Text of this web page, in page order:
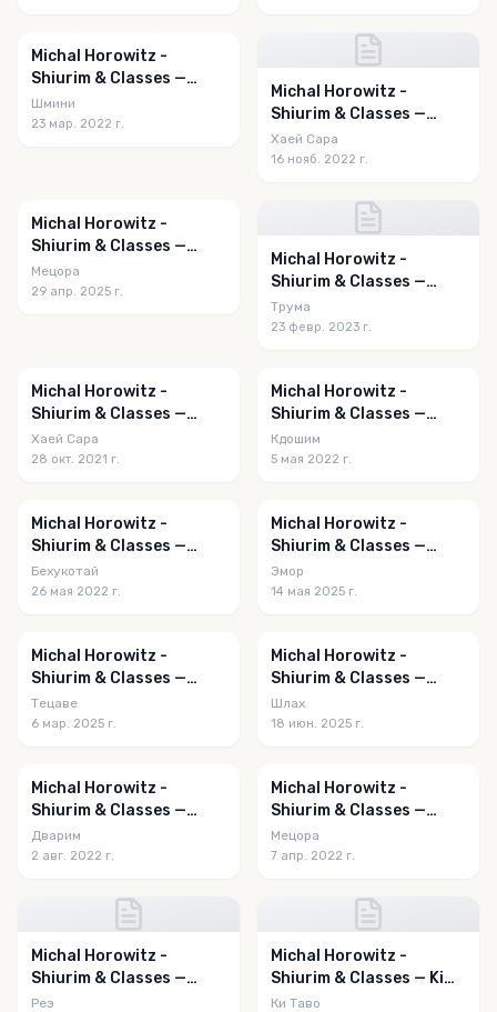
Michal Horowitz -
Shiurim & Classes —
Шмини
23 мар. 2022 г.
Michal Horowitz -
Shiurim & Classes —
Chayei Sara 5783
Хаей Сара
16 нояб. 2022 г.
Michal Horowitz -
Shiurim & Classes —
Tazria - Metzora 5785
Мецора
29 апр. 2025 г.
Michal Horowitz -
Shiurim & Classes —
Terumah 5783
Трума
23 февр. 2023 г.
Michal Horowitz -
Shiurim & Classes —
Chayei Sarah 5781
Хаей Сара
28 окт. 2021 г.
Michal Horowitz -
Shiurim & Classes —
Kedoshim 5782
Кдошим
5 мая 2022 г.
Michal Horowitz -
Shiurim & Classes —
Bechukotai 5782
Бехукотай
26 мая 2022 г.
Michal Horowitz -
Shiurim & Classes —
Emor 5785
Эмор
14 мая 2025 г.
Michal Horowitz -
Shiurim & Classes —
Tetzaveh 5785
Тецаве
6 мар. 2025 г.
Michal Horowitz -
Shiurim & Classes —
Shlach 5785
Шлах
18 июн. 2025 г.
Michal Horowitz -
Shiurim & Classes —
Devarim 5782
Дварим
2 авг. 2022 г.
Michal Horowitz -
Shiurim & Classes —
Metzora 5782
Мецора
7 апр. 2022 г.
Michal Horowitz -
Shiurim & Classes —
Re'eh 5782
Реэ
Michal Horowitz -
Shiurim & Classes — Ki
Tavo 5782
Ки Таво